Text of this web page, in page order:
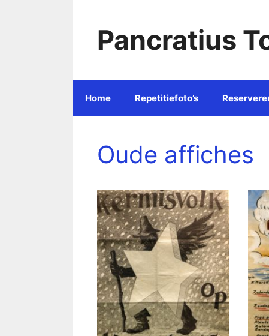
Pancratius
Home Repetitiefoto’s
Oude affiches